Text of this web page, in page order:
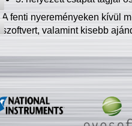
A fenti nyereményeken kívül
szoftvert, valamint kisebb